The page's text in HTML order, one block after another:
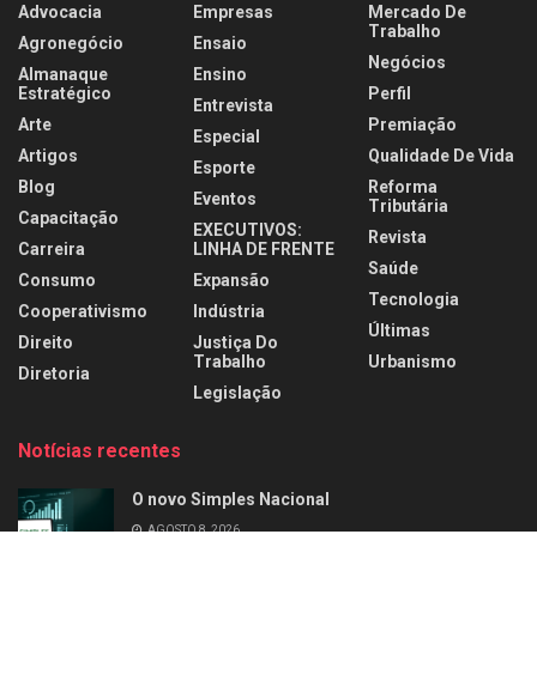
Advocacia
Agronegócio
Almanaque
Estratégico
Arte
Artigos
Blog
Capacitação
Carreira
Consumo
Cooperativismo
Direito
Diretoria
Empresas
Ensaio
Ensino
Entrevista
Especial
Esporte
Eventos
EXECUTIVOS:
LINHA DE FRENTE
Expansão
Indústria
Justiça Do
Trabalho
Legislação
Mercado De
Trabalho
Negócios
Perfil
Premiação
Qualidade De Vida
Reforma
Tributária
Revista
Saúde
Tecnologia
Últimas
Urbanismo
Notícias recentes
O novo Simples Nacional
AGOSTO 8, 2026